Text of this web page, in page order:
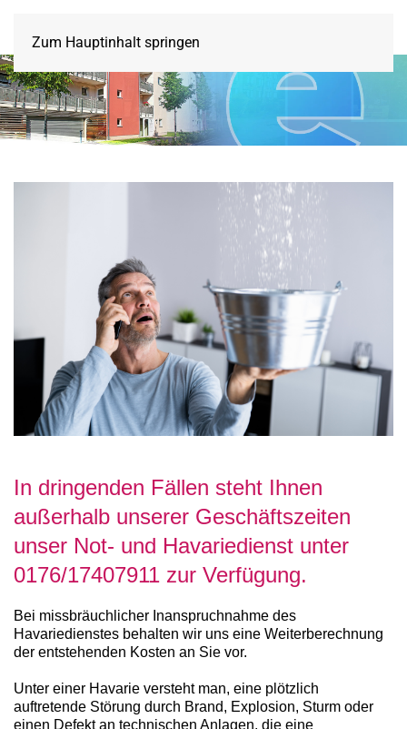
Zum Hauptinhalt springen
In dringenden Fällen steht Ihnen
außerhalb unserer Geschäftszeiten
unser Not- und Havariedienst unter
0176/17407911 zur Verfügung.
Bei missbräuchlicher Inanspruchnahme des
Havariedienstes behalten wir uns eine Weiterberechnung
der entstehenden Kosten an Sie vor.
Unter einer Havarie versteht man, eine plötzlich
auftretende Störung durch Brand, Explosion, Sturm oder
einen Defekt an technischen Anlagen, die eine